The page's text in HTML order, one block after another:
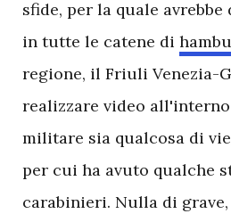
sfide, per la quale
in tutte le catene di
regione, il Friuli Venezia-
realizzare video
militare sia qualcosa di
per cui ha avuto qualche
carabinieri. Nulla di